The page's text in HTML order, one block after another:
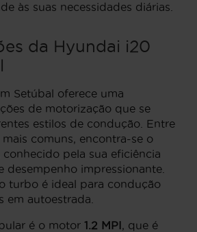
às suas necessidades diárias.
da Hyundai i20
Setúbal oferece uma
de motorização que se
estilos de condução. Entre
comuns, encontra-se o
conhecido pela sua eficiência
desempenho impressionante.
turbo é ideal para condução
em autoestrada.
é o motor 1.2 MPI, que é